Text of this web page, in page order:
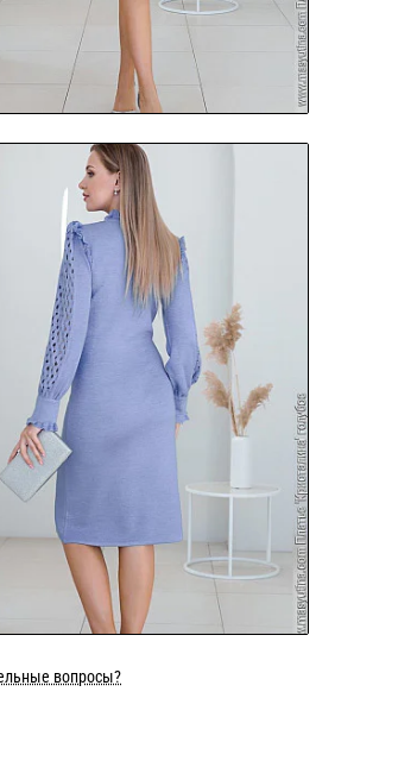
вопросы?